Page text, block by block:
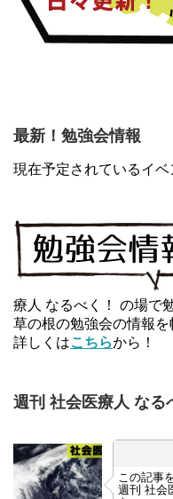
最新！勉強会情報
現在予定されているイベ
療人 なるべく！ の場で
草の根の勉強会の情報を
詳しくはこちらから！
週刊 社会医療人 なる
この記事
週刊 社会